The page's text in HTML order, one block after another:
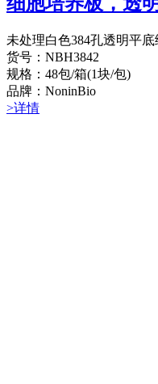
未处理白色384孔透明平
货号：NBH3842
规格：48包/箱(1块/包)
品牌：NoninBio
>详情